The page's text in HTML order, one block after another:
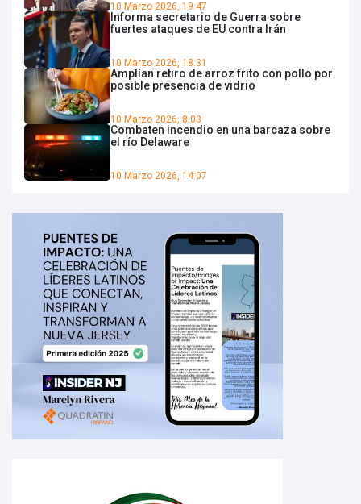
10 Marzo 2026, 19:47
Informa secretario de Guerra sobre
fuertes ataques de EU contra Irán
10 Marzo 2026, 18:31
Amplían retiro de arroz frito con pollo por
posible presencia de vidrio
10 Marzo 2026, 8:03
Combaten incendio en una barcaza sobre
el río Delaware
10 Marzo 2026, 14:07